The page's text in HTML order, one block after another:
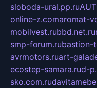
sloboda-ural.pp.ru
online-z.comaromat-
mobilvest.rubbd.net.ru
smp-forum.rubastion-
avrmotors.ruart-
ecostep-samara.rud-
sko.com.ru